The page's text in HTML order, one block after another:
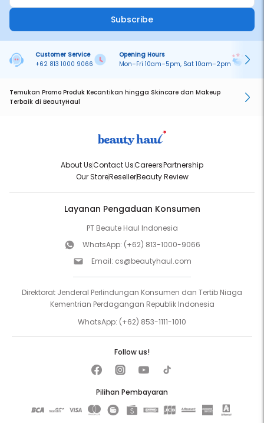
Subscribe
Customer Service
+62 813 1000 9066
Opening Hours
Mon–Fri 10am–5pm, Sat 10am–2pm
Temukan Promo Produk Kecantikan hingga Skincare dan Makeup
Terbaik di BeautyHaul
About UsContact UsCareersPartnership
Our StoreResellerBeauty Review
Layanan Pengaduan Konsumen
PT Beaute Haul Indonesia
WhatsApp: (+62) 813-1000-9066
Email: cs@beautyhaul.com
Direktorat Jenderal Perlindungan Konsumen dan Tertib Niaga
Kementrian Perdagangan Republik Indonesia
WhatsApp: (+62) 853-1111-1010
Pilihan Pembayaran
Follow us!